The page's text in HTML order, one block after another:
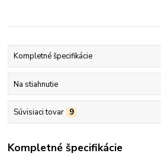
Kompletné špecifikácie
Na stiahnutie
Súvisiaci tovar 9
Kompletné špecifikácie